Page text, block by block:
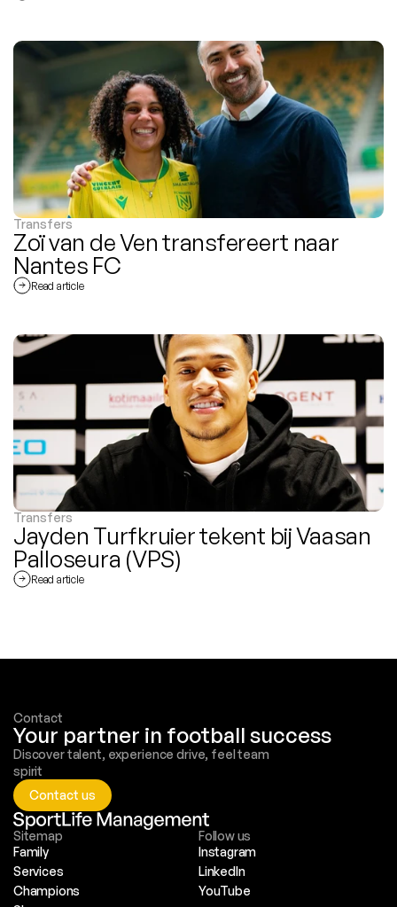
Transfers
Zoï van de Ven transfereert naar
Nantes FC
Read article
Transfers
Jayden Turfkruier tekent bij Vaasan
Palloseura (VPS)
Read article
Contact
Your partner in football success
Discover talent, experience drive, feel team
spirit
Contact us
Sitemap
Family
Services
Champions
Follow us
Instagram
LinkedIn
YouTube